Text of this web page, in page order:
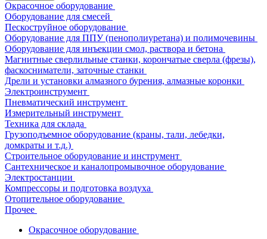
Окрасочное оборудование
Оборудование для смесей
Пескоструйное оборудование
Оборудование для ППУ (пенополиуретана) и полимочевины
Оборудование для инъекции смол, раствора и бетона
Магнитные сверлильные станки, корончатые сверла (фрезы),
фаскосниматели, заточные станки
Дрели и установки алмазного бурения, алмазные коронки
Электроинструмент
Пневматический инструмент
Измерительный инструмент
Техника для склада
Грузоподъемное оборудование (краны, тали, лебедки,
домкраты и т.д.)
Строительное оборудование и инструмент
Сантехническое и каналопромывочное оборудование
Электростанции
Компрессоры и подготовка воздуха
Отопительное оборудование
Прочее
Окрасочное оборудование